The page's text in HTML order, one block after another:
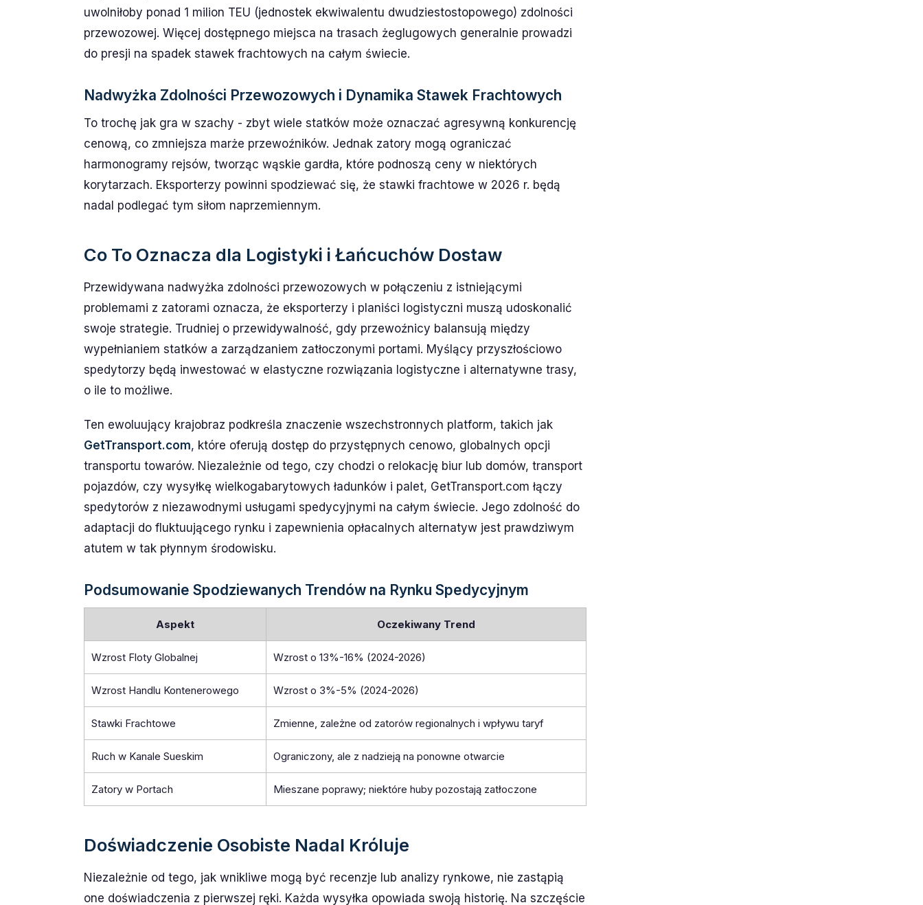
uwolniłoby ponad 1 milion TEU (jednostek ekwiwalentu dwudziestostopowego) zdolności
przewozowej. Więcej dostępnego miejsca na trasach żeglugowych generalnie prowadzi
do presji na spadek stawek frachtowych na całym świecie.
Nadwyżka Zdolności Przewozowych i Dynamika Stawek Frachtowych
To trochę jak gra w szachy - zbyt wiele statków może oznaczać agresywną konkurencję
cenową, co zmniejsza marże przewoźników. Jednak zatory mogą ograniczać
harmonogramy rejsów, tworząc wąskie gardła, które podnoszą ceny w niektórych
korytarzach. Eksporterzy powinni spodziewać się, że stawki frachtowe w 2026 r. będą
nadal podlegać tym siłom naprzemiennym.
Co To Oznacza dla Logistyki i Łańcuchów Dostaw
Przewidywana nadwyżka zdolności przewozowych w połączeniu z istniejącymi
problemami z zatorami oznacza, że eksporterzy i planiści logistyczni muszą udoskonalić
swoje strategie. Trudniej o przewidywalność, gdy przewoźnicy balansują między
wypełnianiem statków a zarządzaniem zatłoczonymi portami. Myślący przyszłościowo
spedytorzy będą inwestować w elastyczne rozwiązania logistyczne i alternatywne trasy,
o ile to możliwe.
Ten ewoluujący krajobraz podkreśla znaczenie wszechstronnych platform, takich jak
GetTransport.com, które oferują dostęp do przystępnych cenowo, globalnych opcji
transportu towarów. Niezależnie od tego, czy chodzi o relokację biur lub domów, transport
pojazdów, czy wysyłkę wielkogabarytowych ładunków i palet, GetTransport.com łączy
spedytorów z niezawodnymi usługami spedycyjnymi na całym świecie. Jego zdolność do
adaptacji do fluktuującego rynku i zapewnienia opłacalnych alternatyw jest prawdziwym
atutem w tak płynnym środowisku.
Podsumowanie Spodziewanych Trendów na Rynku Spedycyjnym
Aspekt Oczekiwany Trend
Wzrost Floty Globalnej Wzrost o 13%-16% (2024-2026)
Wzrost Handlu Kontenerowego Wzrost o 3%-5% (2024-2026)
Stawki Frachtowe Zmienne, zależne od zatorów regionalnych i wpływu taryf
Ruch w Kanale Sueskim Ograniczony, ale z nadzieją na ponowne otwarcie
Zatory w Portach Mieszane poprawy; niektóre huby pozostają zatłoczone
Doświadczenie Osobiste Nadal Króluje
Niezależnie od tego, jak wnikliwe mogą być recenzje lub analizy rynkowe, nie zastąpią
one doświadczenia z pierwszej ręki. Każda wysyłka opowiada swoją historię. Na szczęście